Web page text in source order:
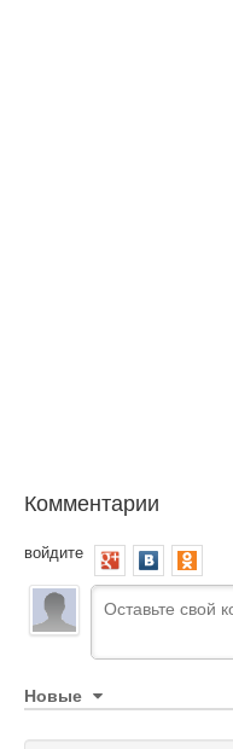
Комментарии
войдите
Новые